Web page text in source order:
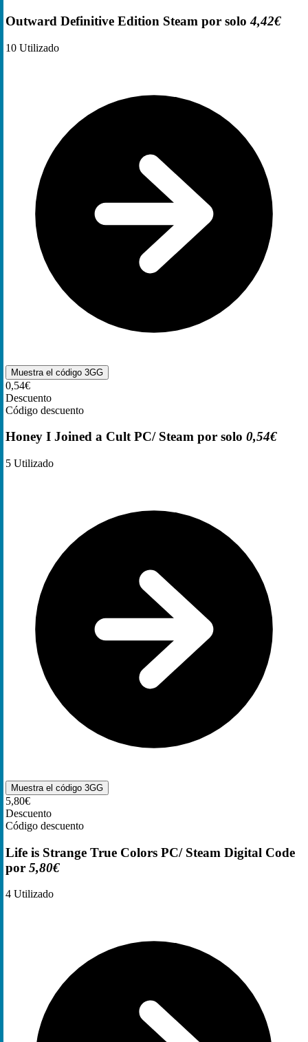
Outward Definitive Edition Steam por solo4,42€
10 Utilizado
Muestra el código 3GG
0,54€
Descuento
Código descuento
Honey I Joined a Cult PC/ Steam por solo 0,54€
5 Utilizado
Muestra el código 3GG
5,80€
Descuento
Código descuento
Life is Strange True Colors PC/ Steam Digital Code
por 5,80€
4 Utilizado